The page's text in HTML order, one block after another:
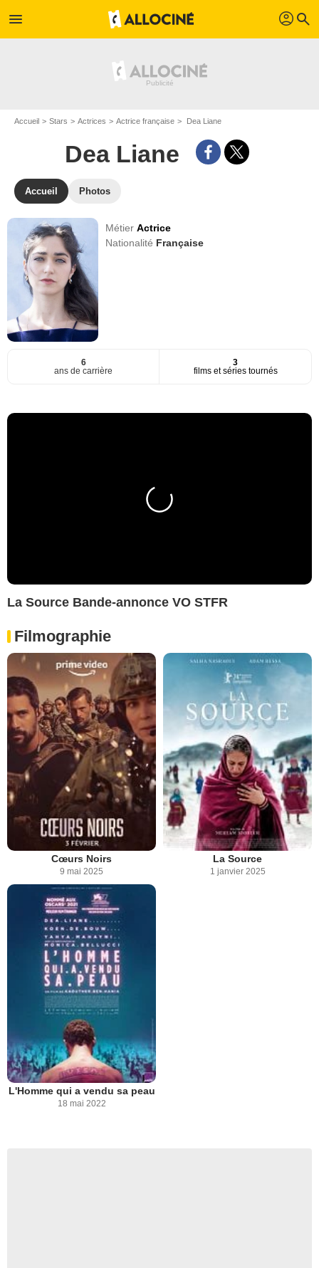
menu profil search
Accueil Stars Actrices Actrice française Dea Liane
Dea Liane
Accueil Photos
MétierActrice
Nationalité Française
6
ans de carrière
3
films et séries tournés
La Source Bande-annonce VO STFR
Filmographie
Cœurs Noirs
9 mai 2025
La Source
1 janvier 2025
L'Homme qui a vendu sa peau
18 mai 2022